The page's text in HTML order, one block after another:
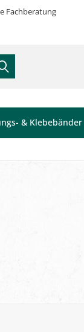
Fachberatung
& Klebebänder